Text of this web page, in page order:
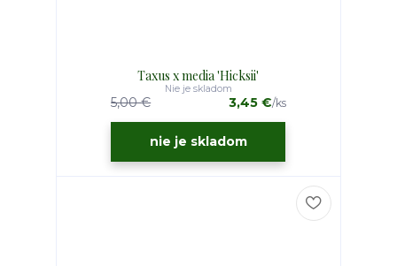
Taxus x media 'Hicksii'
5,00 € 3,45 €/ks
Nie je skladom
nie je skladom